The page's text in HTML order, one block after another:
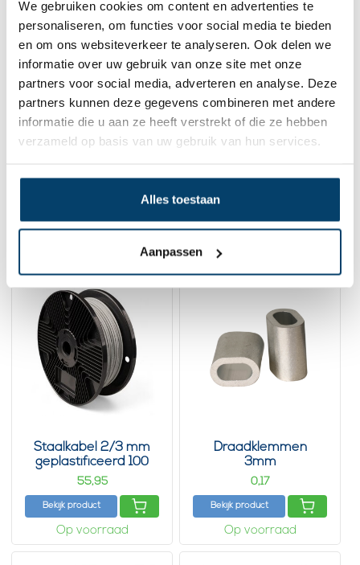
We gebruiken cookies om content en advertenties te
personaliseren, om functies voor social media te bieden
en om ons websiteverkeer te analyseren. Ook delen we
informatie over uw gebruik van onze site met onze
partners voor social media, adverteren en analyse. Deze
partners kunnen deze gegevens combineren met andere
informatie die u aan ze heeft verstrekt of die ze hebben
verzameld op basis van uw gebruik van hun services.
Alles toestaan
Aanpassen
RVS Kabelrailset / Tuindraad /
Espalier-draadset /
Draadomheining op rol
0 klantbeoordelingen
56,70
Op werkdagen voor 15:00 besteld? Direct verstuurd!
In winkelwagen
Gerelateerde producten
Staalkabel 2/3 mm
geplastificeerd 100
meter
55,95
Bekijk product
Op voorraad
Draadklemmen
3mm
0,17
Bekijk product
Op voorraad